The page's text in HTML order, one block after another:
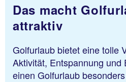
Das macht
attraktiv
Golfurlaub bietet eine tolle
Aktivität, Entspannung und
einen Golfurlaub